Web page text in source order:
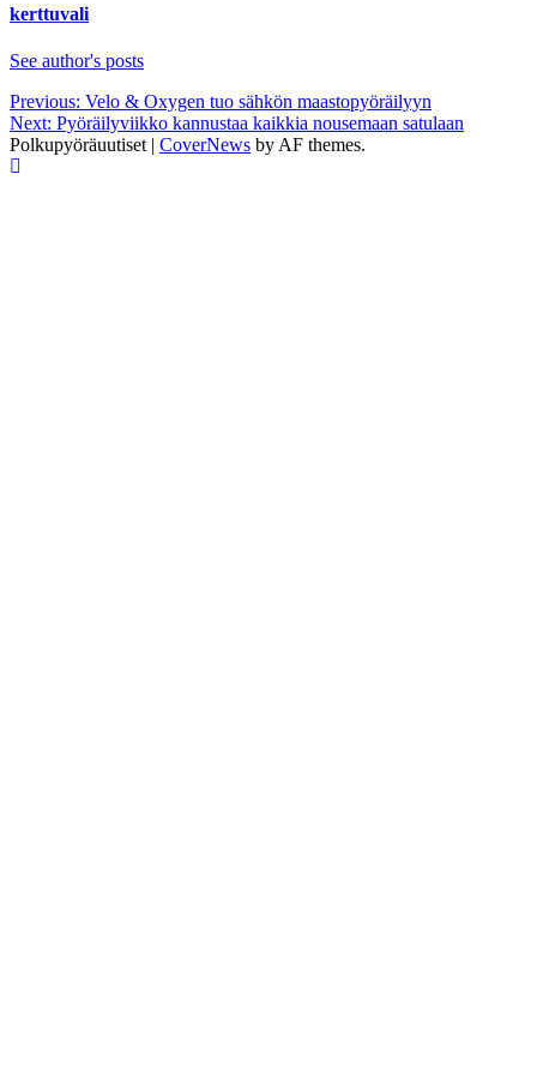
kerttuvali
See author's posts
Post
navigation
Previous: Velo & Oxygen tuo sähkön maastopyöräilyyn
Next: Pyöräilyviikko kannustaa kaikkia nousemaan satulaan
Polkupyöräuutiset | CoverNews by AF themes.